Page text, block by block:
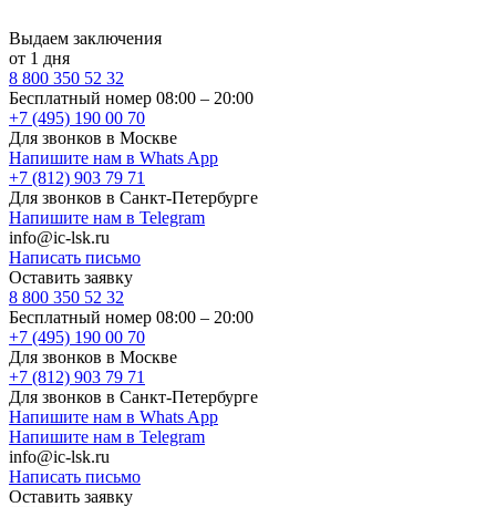
Выдаем заключения
от 1 дня
8 800 350 52 32
Бесплатный номер 08:00 – 20:00
+7 (495) 190 00 70
Для звонков в Москве
Напишите нам в Whats App
+7 (812) 903 79 71
Для звонков в Санкт-Петербурге
Напишите нам в Telegram
info@ic-lsk.ru
Написать письмо
Оставить заявку
8 800 350 52 32
Бесплатный номер 08:00 – 20:00
+7 (495) 190 00 70
Для звонков в Москве
+7 (812) 903 79 71
Для звонков в Санкт-Петербурге
Напишите нам в Whats App
Напишите нам в Telegram
info@ic-lsk.ru
Написать письмо
Оставить заявку